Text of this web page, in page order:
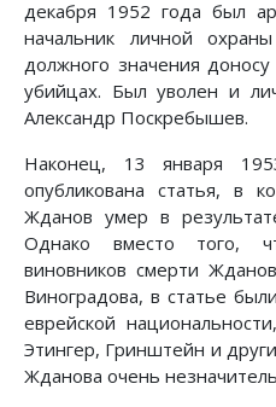
декабря 1952 года был
начальник личной
должного значения
убийцах. Был уволен и
Александр Поскребышев.
Наконец, 13 января
опубликована статья, в
Жданов умер в
Однако вместо того,
виновников смерти
Виноградова, в статье
еврейской
Этингер, Гринштейн и
Жданова очень